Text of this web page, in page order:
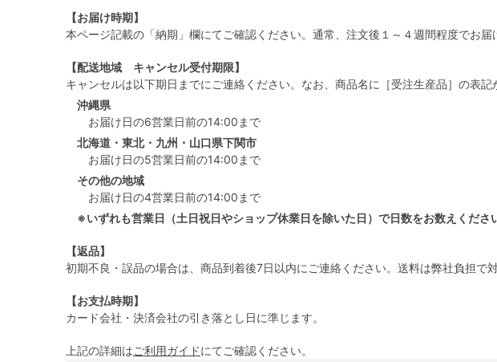
【お届け時期】
本ページ記載の「納期」欄にてご確認ください。通常、注文後１～４週間程度でお
【配送地域 キャンセル受付期限】
キャンセルは以下期日までにご連絡ください。なお、商品名に［受注生産品］の表記
沖縄県
お届け日の6営業日前の14:00まで
北海道・東北・九州・山口県下関市
お届け日の5営業日前の14:00まで
その他の地域
お届け日の4営業日前の14:00まで
※いずれも営業日（土日祝日やショップ休業日を除いた日）で日数をお数えくださ
【返品】
初期不良・誤品の場合は、商品到着後7日以内にご連絡ください。送料は弊社負担で
【お支払時期】
カード会社・決済会社の引き落とし日に準じます。
上記の詳細はご利用ガイドにてご確認ください。